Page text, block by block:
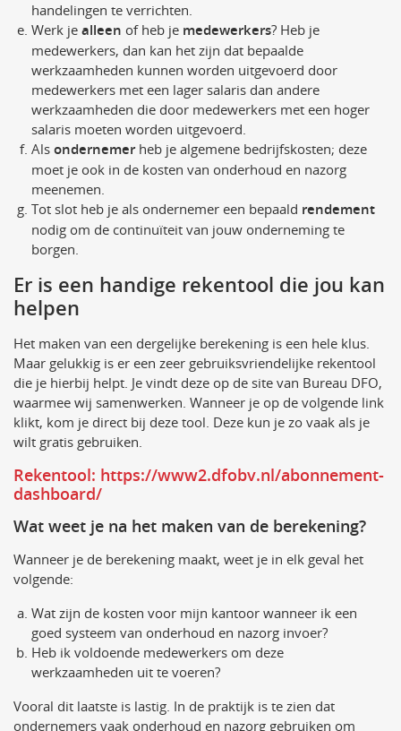
handelingen te verrichten.
Werk je alleen of heb je medewerkers? Heb je
medewerkers, dan kan het zijn dat bepaalde
werkzaamheden kunnen worden uitgevoerd door
medewerkers met een lager salaris dan andere
werkzaamheden die door medewerkers met een hoger
salaris moeten worden uitgevoerd.
Als ondernemerheb je algemene bedrijfskosten; deze
moet je ook in de kosten van onderhoud en nazorg
meenemen.
Tot slot heb je als ondernemer een bepaald rendement
nodig om de continuïteit van jouw onderneming te
borgen.
Er is een handige rekentool die jou kan
helpen
Het maken van een dergelijke berekening is een hele klus.
Maar gelukkig is er een zeer gebruiksvriendelijke rekentool
die je hierbij helpt. Je vindt deze op de site van Bureau DFO,
waarmee wij samenwerken. Wanneer je op de volgende link
klikt, kom je direct bij deze tool. Deze kun je zo vaak als je
wilt gratis gebruiken.
Rekentool: https://www2.dfobv.nl/abonnement-
dashboard/
Wat weet je na het maken van de berekening?
Wanneer je de berekening maakt, weet je in elk geval het
volgende:
Wat zijn de kosten voor mijn kantoor wanneer ik een
goed systeem van onderhoud en nazorg invoer?
Heb ik voldoende medewerkers om deze
werkzaamheden uit te voeren?
Vooral dit laatste is lastig. In de praktijk is te zien dat
ondernemers vaak onderhoud en nazorg gebruiken om